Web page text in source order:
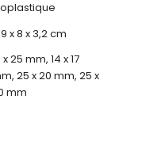
x 8 x 3,2 cm
x 25 mm, 14 x 17
25 x 20 mm, 25 x
mm